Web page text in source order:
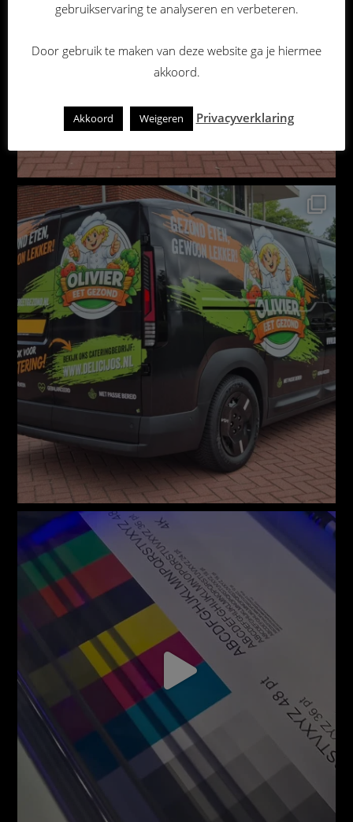
gebruikservaring te analyseren en verbeteren.
Door gebruik te maken van deze website ga je hiermee
akkoord.
Akkoord Weigeren Privacyverklaring